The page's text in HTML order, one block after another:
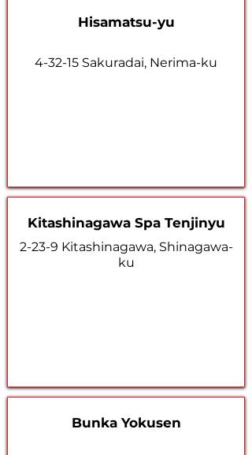
Hisamatsu-yu
4-32-15 Sakuradai, Nerima-ku
Kitashinagawa Spa Tenjinyu
2-23-9 Kitashinagawa, Shinagawa-
ku
Bunka Yokusen